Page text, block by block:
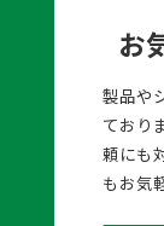
お
製品や
ており
頼にも
もお気